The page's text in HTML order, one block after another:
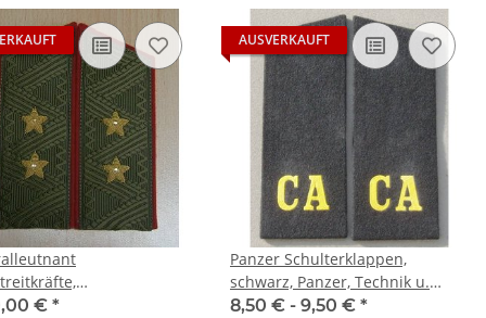
€ *
AUSVERKAUFT
Panzer Schulterklappen,
schwarz, Panzer, Technik u.
andere
8,50 € - 9,50 € *